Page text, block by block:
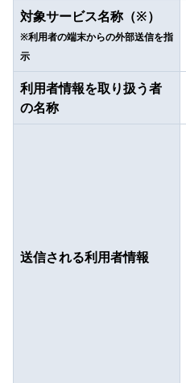
対象サービス名称（※）
※利用者の端末からの外部送信を指
示
利用者情報を取り扱う者
の名称
送信される利用者情報